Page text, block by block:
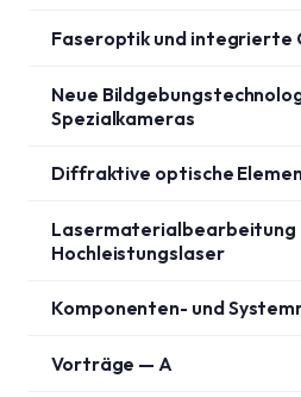
Faseroptik und integrierte
Neue
Spezialkameras
Diffraktive optische
Lasermaterialbearbeitung
Hochleistungslaser
Komponenten- und
Vorträge — A